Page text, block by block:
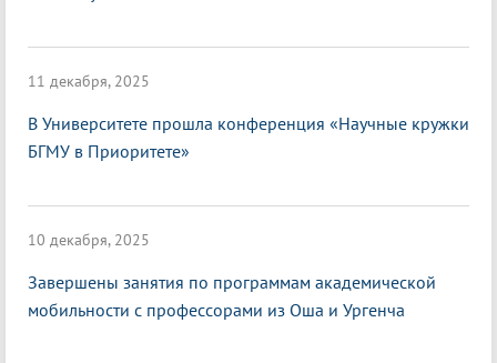
11 декабря, 2025
В Университете прошла конференция «Научные кружки
БГМУ в Приоритете»
10 декабря, 2025
Завершены занятия по программам академической
мобильности с профессорами из Оша и Ургенча